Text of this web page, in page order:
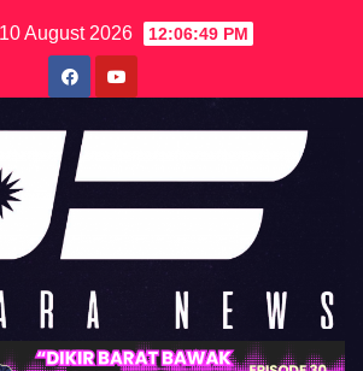
August 2026 12:06:49 PM